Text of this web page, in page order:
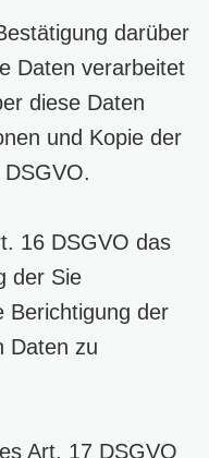
darüber
Daten verarbeitet
diese Daten
und Kopie der
16 DSGVO das
der Sie
Berichtigung der
Daten zu
Art. 17 DSGVO